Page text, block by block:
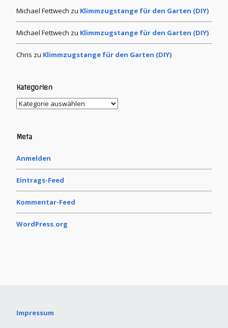
Michael Fettwech zu Klimmzugstange für den Garten (DIY)
Michael Fettwech zu Klimmzugstange für den Garten (DIY)
Chris zu Klimmzugstange für den Garten (DIY)
Kategorien
Meta
Anmelden
Eintrags-Feed
Kommentar-Feed
WordPress.org
Impressum